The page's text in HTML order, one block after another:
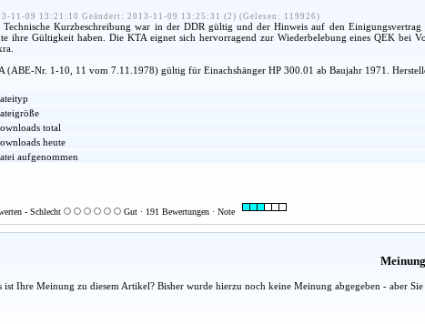
11-09 13:21:10 Geändert: 2013-11-09 13:25:31 (2) (Gelesen: 119926)
Technische Kurzbeschreibung war in der DDR gültig und der Hinweis auf den Einigungsvertrag
ihre Gültigkeit haben. Die KTA eignet sich hervorragend zur Wiederbelebung eines QEK bei
(ABE-Nr. 1-10, 11 vom 7.11.1978) gültig für Einachshänger HP 300.01 ab Baujahr 1971.
total
heute
aufgenommen
- Schlecht Gut · 191 Bewertungen · Note
ist Ihre Meinung zu diesem Artikel? Bisher wurde hierzu noch keine Meinung abgegeben - aber